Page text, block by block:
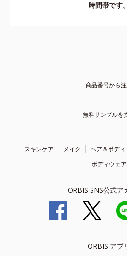
時間帯です。
商品番号から
無料サンプルを
スキンケア メイク ヘア＆ボディ
ボディウェア
ORBIS SNS公式ア
ORBIS アプ